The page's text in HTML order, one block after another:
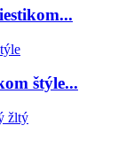
štýle...